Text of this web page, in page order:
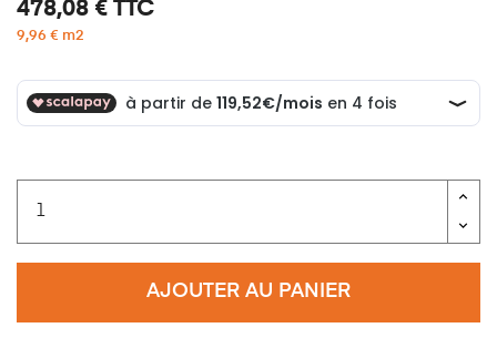
478,08 € TTC
9,96 € m2
AJOUTER AU PANIER